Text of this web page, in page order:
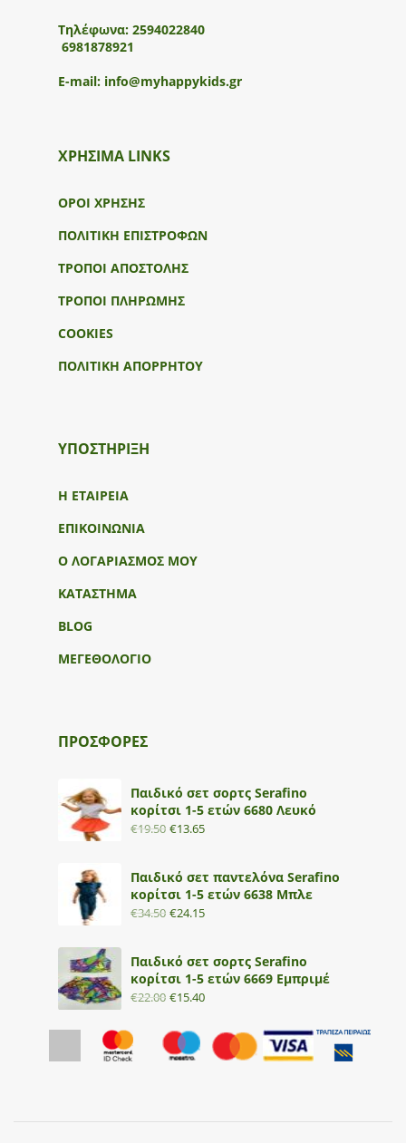
Τηλέφωνα: 2594022840
6981878921
E-mail: info@myhappykids.gr
ΧΡΗΣΙΜΑ LINKS
ΟΡΟΙ ΧΡΗΣΗΣ
ΠΟΛΙΤΙΚΗ ΕΠΙΣΤΡΟΦΩΝ
ΤΡΟΠΟΙ ΑΠΟΣΤΟΛΗΣ
ΤΡΟΠΟΙ ΠΛΗΡΩΜΗΣ
COOKIES
ΠΟΛΙΤΙΚΗ ΑΠΟΡΡΗΤΟΥ
ΥΠΟΣΤΉΡΙΞΗ
Η ΕΤΑΙΡΕΙΑ
ΕΠΙΚΟΙΝΩΝΙΑ
Ο ΛΟΓΑΡΙΑΣΜΟΣ ΜΟΥ
ΚΑΤΑΣΤΗΜΑ
BLOG
ΜΕΓΕΘΟΛΟΓΙΟ
ΠΡΟΣΦΟΡΕΣ
Παιδικό σετ σορτς Serafino
κορίτσι 1-5 ετών 6680 Λευκό
€19.50 €13.65
Παιδικό σετ παντελόνα Serafino
κορίτσι 1-5 ετών 6638 Μπλε
€34.50 €24.15
Παιδικό σετ σορτς Serafino
κορίτσι 1-5 ετών 6669 Εμπριμέ
€22.00 €15.40